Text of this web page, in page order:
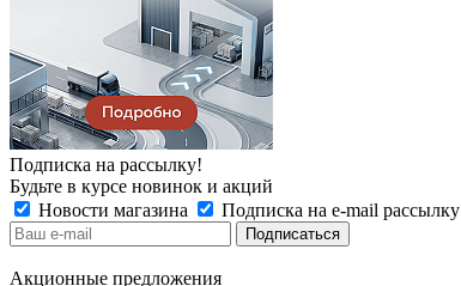
Подписка на рассылку!
Будьте в курсе новинок и акций
Новости магазина
Подписка на e-mail рассылку
Акционные предложения